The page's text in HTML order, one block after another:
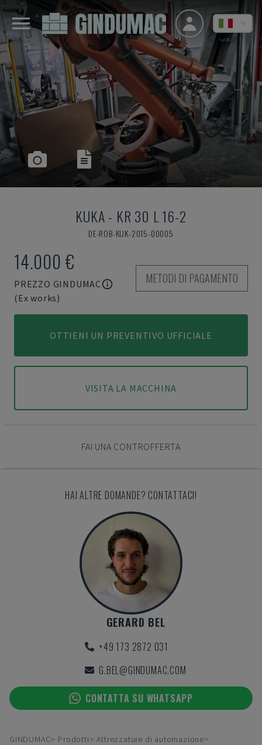
KUKA- KR 30 L 16-2
DE-ROB-KUK-2015-00005
14.000 €
PREZZO GINDUMAC
(Ex works)
METODI DI PAGAMENTO
OTTIENI UN PREVENTIVO UFFICIALE
VISITA LA MACCHINA
FAI UNA CONTROFFERTA
HAI ALTRE DOMANDE? CONTATTACI!
GERARD BEL
+49 173 2872 031
G.BEL@GINDUMAC.COM
CONTATTA SU WHATSAPP
GINDUMAC Prodotti
Attrezzature di automazione